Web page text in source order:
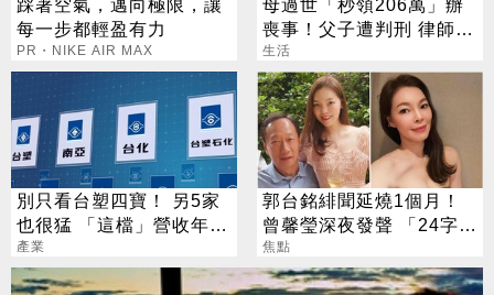
踩著空氣，邁向極限，讓
每一步都輕盈有力
PR・NIKE AIR MAX
母過世「秒領206萬」辦
喪事！父子遭判刑 律師：
搶錢先下手是罪
生活
別只看台塑四寶！ 另5家
也很猛 「這檔」營收年增
衝7倍
產業
郭台銘緋聞延燒1個月！
曾馨瑩深夜發聲 「24字」
吐盡最心繫的事
焦點